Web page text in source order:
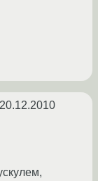
20.12.2010